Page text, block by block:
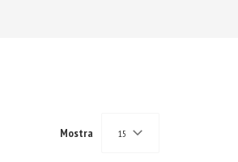
Mostra 15